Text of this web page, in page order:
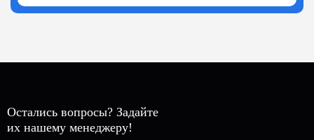
Остались вопросы? Задайте
их нашему менеджеру!